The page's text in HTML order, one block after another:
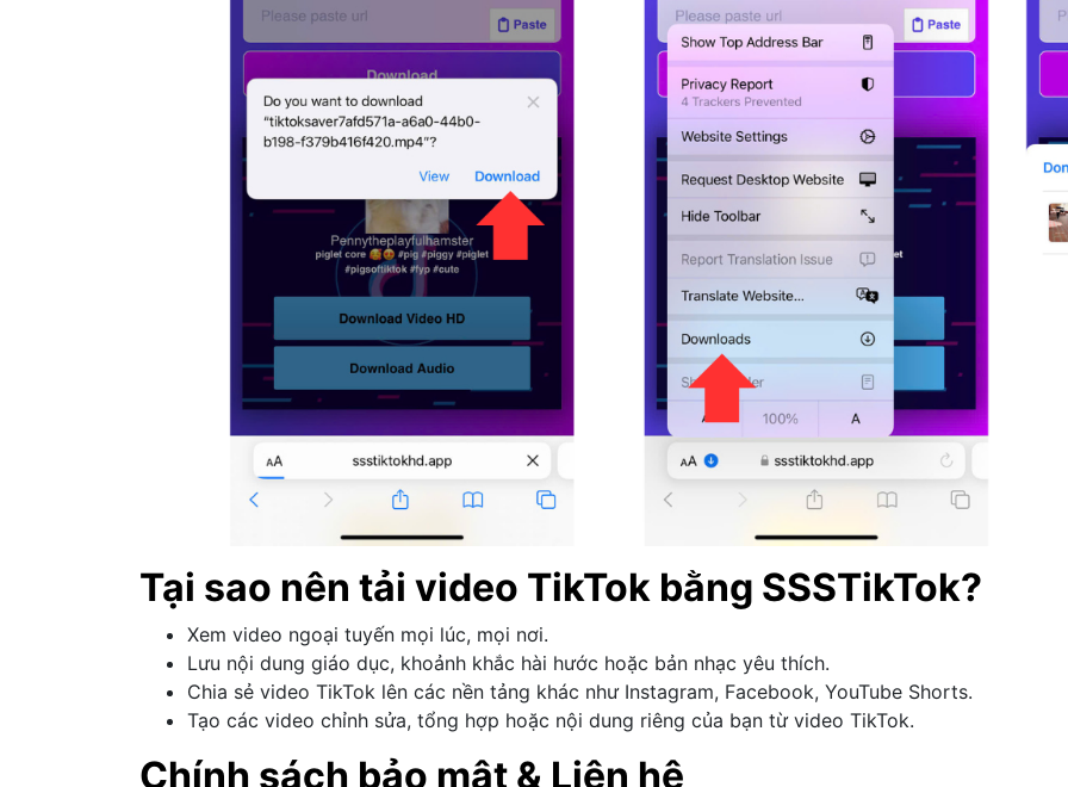
Tại sao nên tải video TikTok bằng SSSTikTok?
Xem video ngoại tuyến mọi lúc, mọi nơi.
Lưu nội dung giáo dục, khoảnh khắc hài hước hoặc bản nhạc yêu thích.
Chia sẻ video TikTok lên các nền tảng khác như Instagram, Facebook, YouTube Shorts.
Tạo các video chỉnh sửa, tổng hợp hoặc nội dung riêng của bạn từ video TikTok.
Chính sách bảo mật & Liên hệ